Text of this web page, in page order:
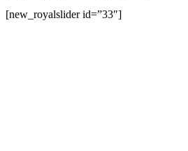
[new_royalslider id=”33″]